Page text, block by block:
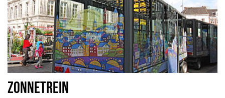
ZONNETREIN